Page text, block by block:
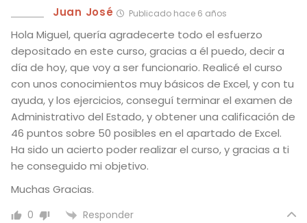
Juan José Publicado hace 6 años
Hola Miguel, quería agradecerte todo el esfuerzo
depositado en este curso, gracias a él puedo, decir a
día de hoy, que voy a ser funcionario. Realicé el curso
con unos conocimientos muy básicos de Excel, y con tu
ayuda, y los ejercicios, conseguí terminar el examen de
Administrativo del Estado, y obtener una calificación de
46 puntos sobre 50 posibles en el apartado de Excel.
Ha sido un acierto poder realizar el curso, y gracias a ti
he conseguido mi objetivo.
Muchas Gracias.
0 Responder